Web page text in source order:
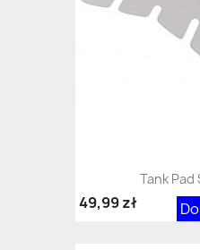
Tank Pad
49,99 zł